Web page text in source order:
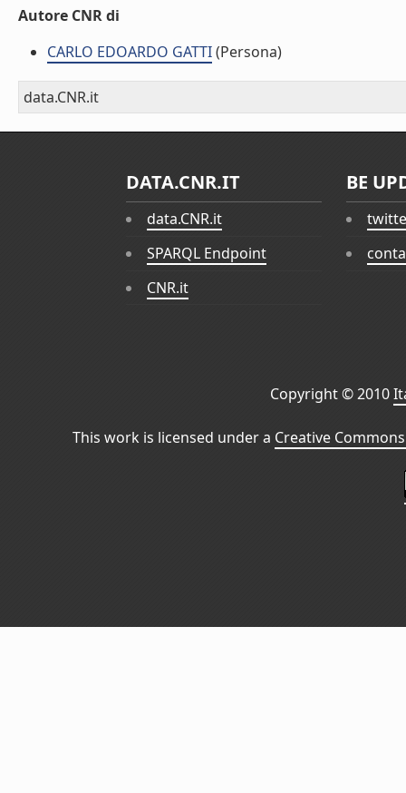
Autore CNR di
CARLO EDOARDO GATTI(Persona)
data.CNR.it
DATA.CNR.IT
data.CNR.it
SPARQL Endpoint
CNR.it
BE
Copyright © 2010
This work is licensed under a Creative